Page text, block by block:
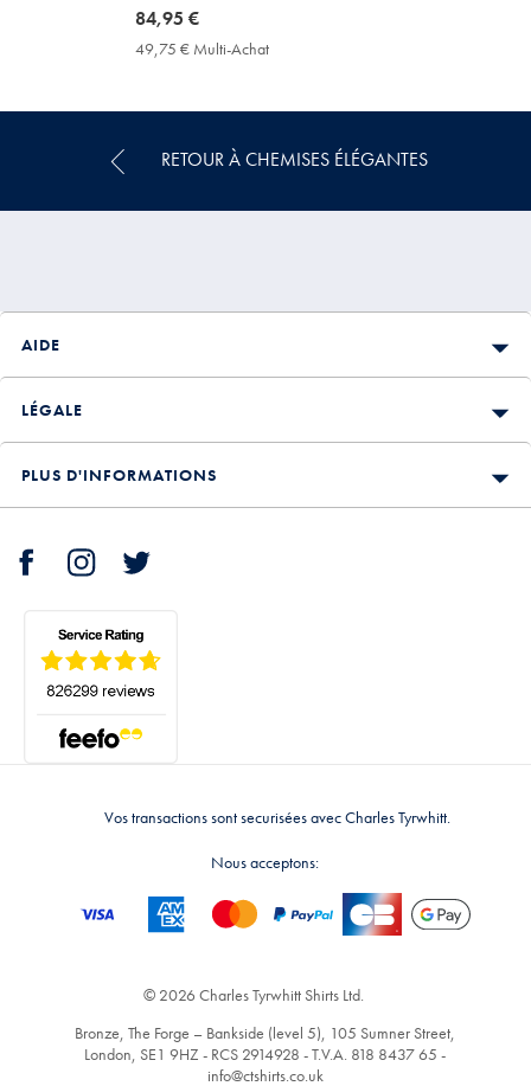
now
84,95
84,95 €
49,75 € Multi-Achat
Achat
RETOUR À CHEMISES ÉLÉGANTES
AIDE
LÉGALE
PLUS D'INFORMATIONS
Vos transactions sont securisées avec Charles Tyrwhitt.
Nous acceptons:
© 2026 Charles Tyrwhitt Shirts Ltd.
Bronze, The Forge – Bankside (level 5), 105 Sumner Street,
London, SE1 9HZ - RCS 2914928 - T.V.A. 818 8437 65 -
info@ctshirts.co.uk